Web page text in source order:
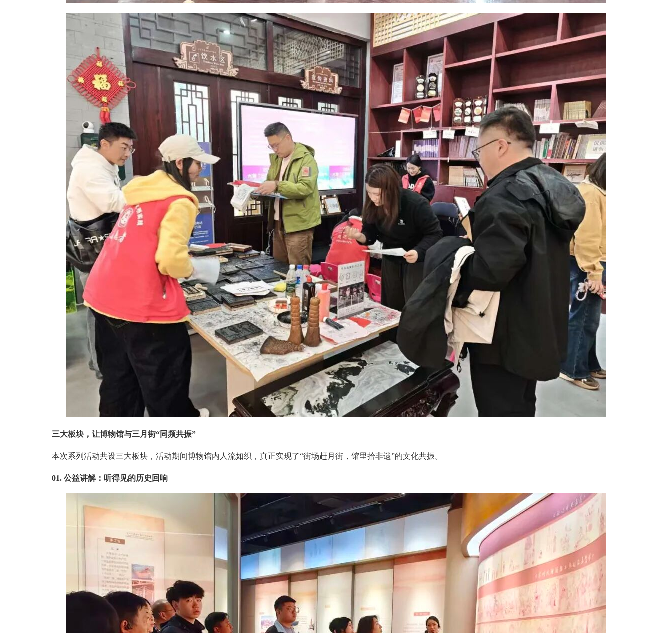
三大板块，让博物馆与三月街“同频共振”
本次系列活动共设三大板块，活动期间博物馆内人流如织，真正实现了“街场赶月街，馆里拾非遗”的文化共振。
01. 公益讲解：听得见的历史回响